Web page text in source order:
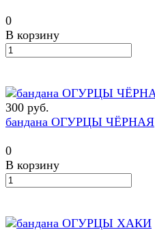
0
В корзину
300 руб.
бандана ОГУРЦЫ ЧЁРНАЯ
0
В корзину